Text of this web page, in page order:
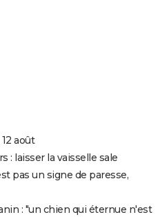
août
: laisser la vaisselle sale
pas un signe de paresse,
: "un chien qui éternue n'est